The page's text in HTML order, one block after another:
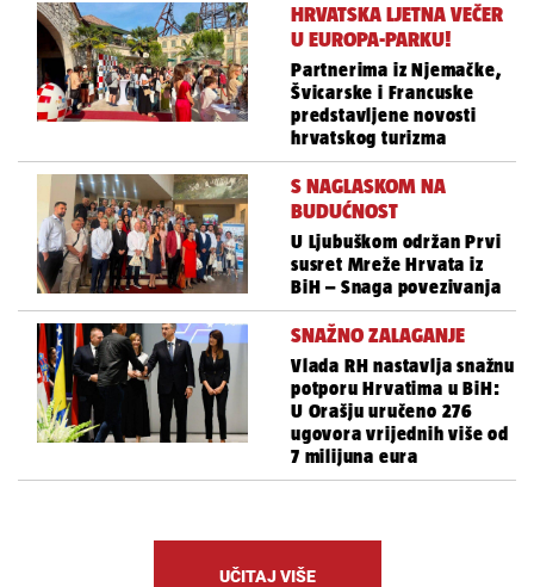
HRVATSKA LJETNA VEČER
U EUROPA-PARKU!
Partnerima iz Njemačke,
Švicarske i Francuske
predstavljene novosti
hrvatskog turizma
S NAGLASKOM NA
BUDUĆNOST
U Ljubuškom održan Prvi
susret Mreže Hrvata iz
BiH – Snaga povezivanja
SNAŽNO ZALAGANJE
Vlada RH nastavlja snažnu
potporu Hrvatima u BiH:
U Orašju uručeno 276
ugovora vrijednih više od
7 milijuna eura
UČITAJ VIŠE